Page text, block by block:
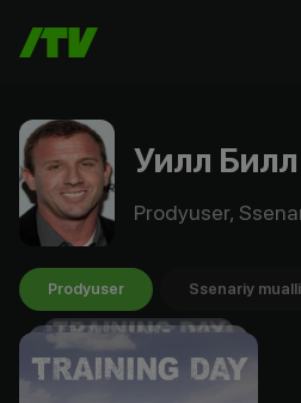
Уилл Билл
Prodyuser,
Prodyuser Ssenariy